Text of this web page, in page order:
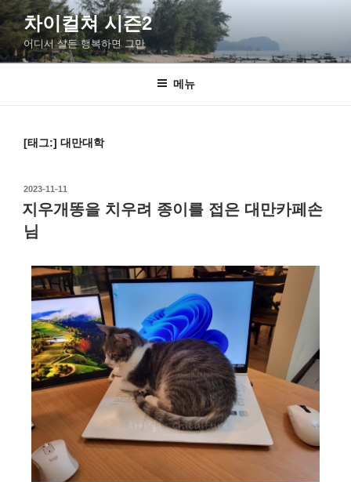
차이컬쳐 시즌2
어디서 살든 행복하면 그만
메뉴
[태그:] 대만대학
2023-11-11
지우개똥을 치우려 종이를 접은 대만카페손
님